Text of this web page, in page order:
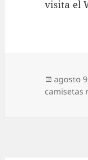
visita el
el
agosto
camisetas